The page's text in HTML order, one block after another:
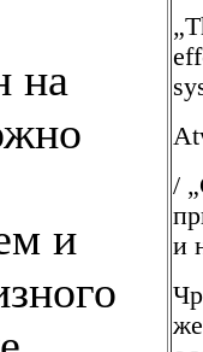
на
и
/
и